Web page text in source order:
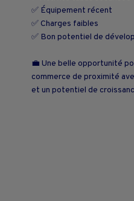
✅ Équipement récent
✅ Charges faibles
✅ Bon potentiel de
💼 Une belle opportunité
commerce de proximité
et un potentiel de